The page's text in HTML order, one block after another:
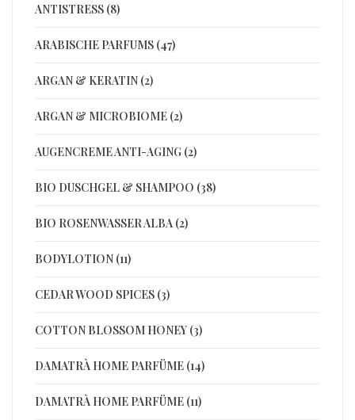
ANTISTRESS (8)
ARABISCHE PARFUMS (47)
ARGAN & KERATIN (2)
ARGAN & MICROBIOME (2)
AUGENCREME ANTI-AGING (2)
BIO DUSCHGEL & SHAMPOO (38)
BIO ROSENWASSER ALBA (2)
BODYLOTION (11)
CEDAR WOOD SPICES (3)
COTTON BLOSSOM HONEY (3)
DAMATRÀ HOME PARFÜME (14)
DAMATRÀ HOME PARFÜME (11)